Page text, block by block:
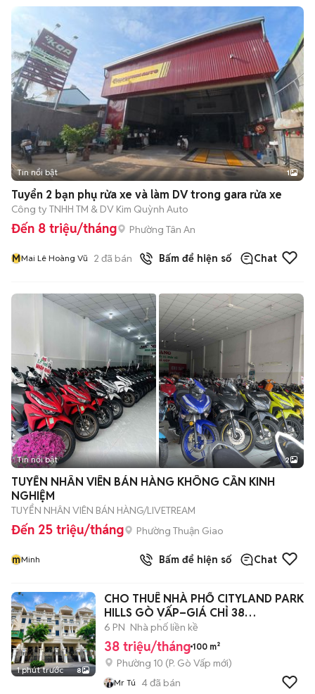
Tin nổi bật 1
Tuyển 2 bạn phụ rửa xe và làm DV trong gara rửa xe
Công ty TNHH TM & DV Kim Quỳnh Auto
Đến 8 triệu/tháng Phường Tân An
MMai Lê Hoàng Vũ 2 đã bán Bấm để hiện số Chat
Tin nổi bật 2
TUYỂN NHÂN VIÊN BÁN HÀNG KHÔNG CẦN KINH
NGHIỆM
TUYỂN NHÂN VIÊN BÁN HÀNG/LIVETREAM
Đến 25 triệu/tháng Phường Thuận Giao
mMinh Bấm để hiện số Chat
1 phút trước 8
CHO THUÊ NHÀ PHỐ CITYLAND PARK
HILLS GÒ VẤP–GIÁ CHỈ 38
TRIỆU/THÁNG
6 PN Nhà phố liền kề
38 triệu/tháng 100 m²
Phường 10 (P. Gò Vấp mới)
Mr Tú 4đã bán